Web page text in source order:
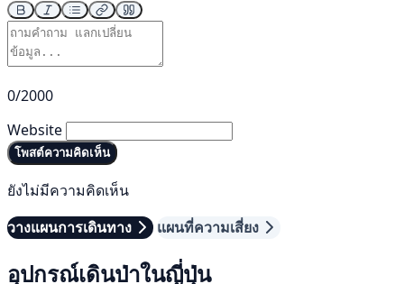
0/2000
Website
โพสต์ความคิดเห็น
ยังไม่มีความคิดเห็น
วางแผนการเดินทาง
แผนที่ความเสี่ยง
อุปกรณ์เดินป่าในญี่ปุ่น